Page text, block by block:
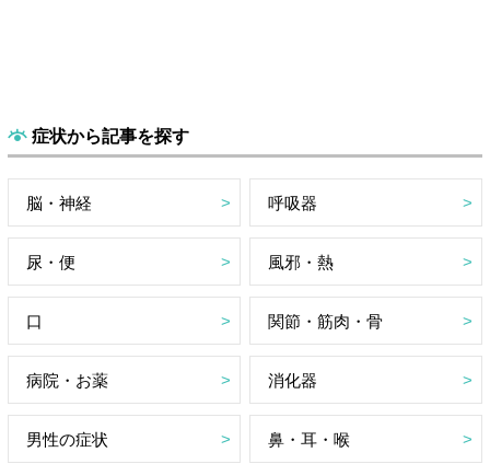
症状から記事を探す
脳・神経 呼吸器
尿・便 風邪・熱
口 関節・筋肉・骨
病院・お薬 消化器
男性の症状 鼻・耳・喉